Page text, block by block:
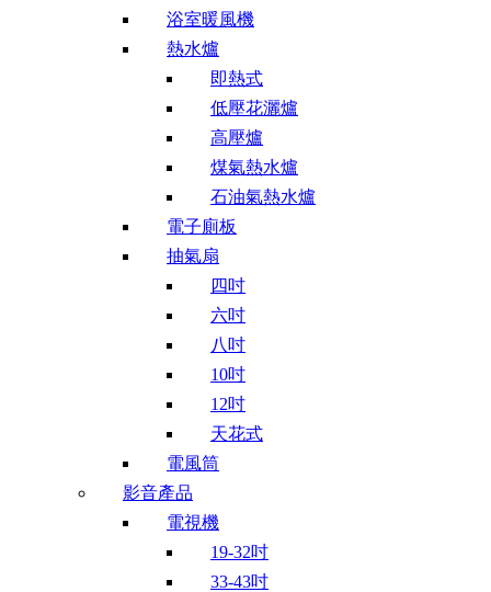
浴室暖風機
熱水爐
即熱式
低壓花灑爐
高壓爐
煤氣熱水爐
石油氣熱水爐
電子廁板
抽氣扇
四吋
六吋
八吋
10吋
12吋
天花式
電風筒
影音產品
電視機
19-32吋
33-43吋